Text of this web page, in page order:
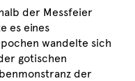
der Messfeier
es eines
wandelte sich
gotischen
der